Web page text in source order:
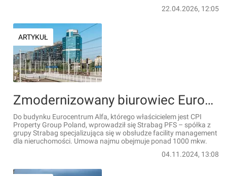
22.04.2026, 12:05
ARTYKUŁ
Zmodernizowany biurowiec Eurocentrum Alfa w Warszawie przyciąga najemców
Do budynku Eurocentrum Alfa, którego właścicielem jest CPI
Property Group Poland, wprowadził się Strabag PFS – spółka z
grupy Strabag specjalizująca się w obsłudze facility management
dla nieruchomości. Umowa najmu obejmuje ponad 1000 mkw.
04.11.2024, 13:08